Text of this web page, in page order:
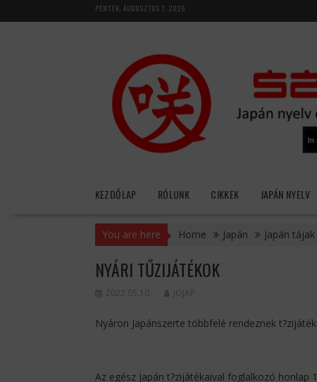
to
PÉNTEK, AUGUSZTUS 7, 2026
KEZDŐLAP RÓLUNK CIKKEK JAPÁN NYELV
You are here Home Japán Japán
NYÁRI TŰZIJÁTÉKOK
2022.05.10. JOJAP
Nyáron Japánszerte többfelé rendeznek
Az egész Japán t?zijátékaival foglalkozó